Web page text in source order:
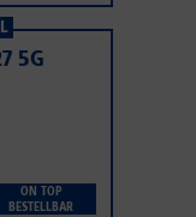
5G
ON TOP
BESTELLBAR